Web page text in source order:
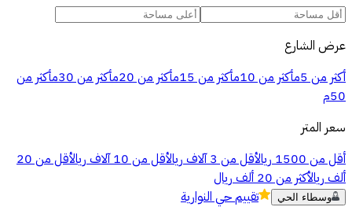
عرض الشارع
أكثر من 5م
أكثر من 10م أكثر من 15م أكثر من 20م أكثر من 30م
أكثر من
50م
سعر المتر
أقل من 1500 ريال
أقل من 3 آلاف ريال أقل من 10 آلاف ريال
أقل من 20
ألف ريالأكثر من 20 ألف ريال
وسطاء الحي تقييمحي النوارية